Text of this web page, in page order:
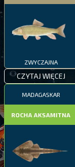
ZWYCZAJNA
CZYTAJ WIĘCEJ
MADAGASKAR
ROCHA AKSAMITNA